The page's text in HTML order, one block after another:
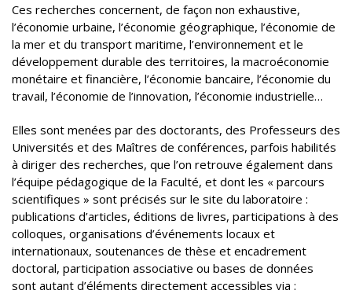
Ces recherches concernent, de façon non exhaustive,
l’économie urbaine, l’économie géographique, l’économie de
la mer et du transport maritime, l’environnement et le
développement durable des territoires, la macroéconomie
monétaire et financière, l’économie bancaire, l’économie du
travail, l’économie de l’innovation, l’économie industrielle…
Elles sont menées par des doctorants, des Professeurs des
Universités et des Maîtres de conférences, parfois habilités
à diriger des recherches, que l’on retrouve également dans
l’équipe pédagogique de la Faculté, et dont les « parcours
scientifiques » sont précisés sur le site du laboratoire :
publications d’articles, éditions de livres, participations à des
colloques, organisations d’événements locaux et
internationaux, soutenances de thèse et encadrement
doctoral, participation associative ou bases de données
sont autant d’éléments directement accessibles via :